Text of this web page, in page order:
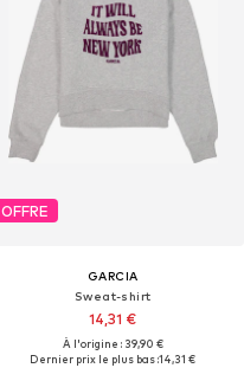
OFFRE
GARCIA
Sweat-shirt
14,31 €
À l'origine : 39,90 €
Dernier prix le plus bas :14,31 €